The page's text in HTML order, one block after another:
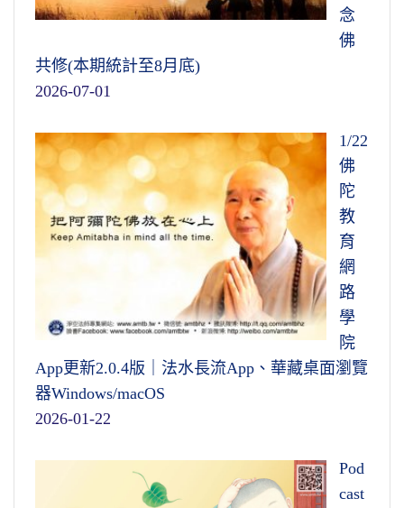
念
佛
共修(本期統計至8月底)
2026-07-01
1/22
佛
陀
教
育
網
路
學
院
App更新2.0.4版｜法水長流App、華藏桌面瀏覽
器Windows/macOS
2026-01-22
Pod
cast